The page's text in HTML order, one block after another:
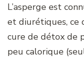
L’asperge est
et diurétiques, ce
cure de détox de
peu calorique